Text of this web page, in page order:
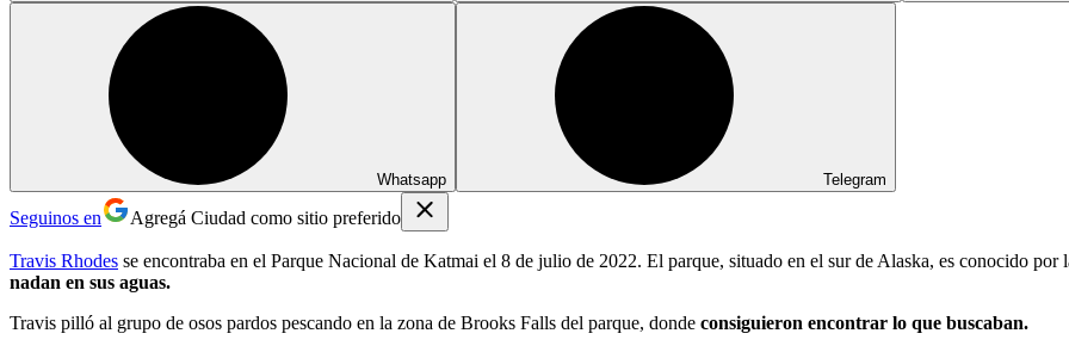
Whatsapp Telegram
Seguinos en Agregá Ciudad como sitio preferido
Travis Rhodes se encontraba en el Parque Nacional de Katmai el 8 de julio de 2022. El parque, situado en el sur de Alaska, es conocido por
nadan en sus aguas.
Travis pilló al grupo de osos pardos pescando en la zona de Brooks Falls del parque, donde consiguieron encontrar lo que buscaban.